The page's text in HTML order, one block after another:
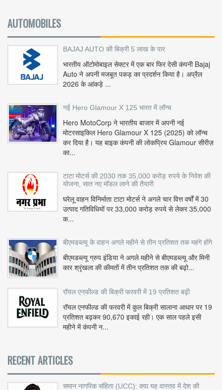
AUTOMOBILES
BAJAJ AUTO की बिक्री 5 लाख के पार
भारतीय ऑटोमोबाइल सेक्टर में एक बार फिर देसी कंपनी Bajaj
Auto ने अपनी मजबूत पकड़ का प्रदर्शन किया है। अप्रैल
2026 के आंकड़े ...
नई Hero Glamour X 125 भारत में लॉन्च
Hero MotoCorp ने भारतीय बाजार में अपनी नई
मोटरसाइकिल Hero Glamour X 125 (2025) को लॉन्च
कर दिया है। यह बाइक कंपनी की लोकप्रिय Glamour सीरीज़
का...
टाटा मोटर्स की 2030 तक 35,000 करोड़ रुपये के निवेश की
योजना, सात नए मॉडल लाने की तैयारी
घरेलू वाहन विनिर्माता टाटा मोटर्स ने अगले चार वित्त वर्षों में 30
उत्पाद गतिविधियों पर 33,000 करोड़ रुपये से लेकर 35,000
क...
बीएमडब्ल्यू के वाहन अगले महीने से तीन प्रतिशत तक महंगे होंगे
बीएमडब्ल्यू ग्रुप इंडिया ने अगले महीने से बीएमडब्ल्यू और मिनी
कार श्रृंखला की कीमतों में तीन प्रतिशत तक की बढ़ो...
रॉयल एनफील्ड की बिक्री फरवरी में 19 प्रतिशत बढ़ी
रॉयल एनफील्ड की फरवरी में कुल बिक्री सालाना आधार पर 19
प्रतिशत बढ़कर 90,670 इकाई रही। एक साल पहले इसी
महीने में कंपनी न...
RECENT ARTICLES
समान नागरिक संहिता (UCC): क्या यह वास्तव में देश की